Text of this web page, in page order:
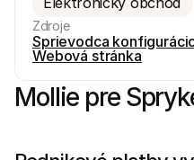
Zdroje
Sprievodca
Webová stránka
Mollie pre
Objavte zdroje a